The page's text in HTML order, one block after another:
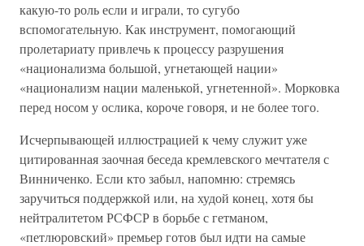
какую-то роль если и играли, то сугубо
вспомогательную. Как инструмент, помогающий
пролетариату привлечь к процессу разрушения
«национализма большой, угнетающей нации»
«национализм нации маленькой, угнетенной». Морковка
перед носом у ослика, короче говоря, и не более того.
Исчерпывающей иллюстрацией к чему служит уже
цитированная заочная беседа кремлевского мечтателя с
Винниченко. Если кто забыл, напомню: стремясь
заручиться поддержкой или, на худой конец, хотя бы
нейтралитетом РСФСР в борьбе с гетманом,
«петлюровский» премьер готов был идти на самые